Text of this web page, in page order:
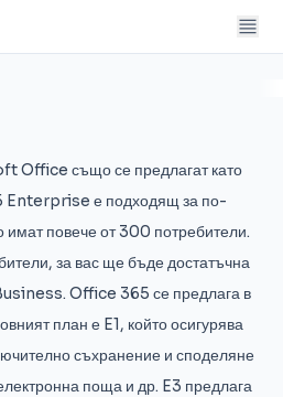
Office също се предлагат като
Enterprise е подходящ за по-
имат повече от 300 потребители.
за вас ще бъде достатъчна
Office 365 се предлага в
план е E1, който осигурява
съхранение и споделяне
поща и др. E3 предлага